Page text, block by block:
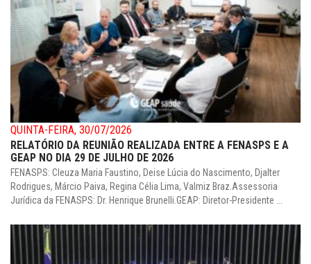
QUINTA-FEIRA, 30/07/2026
RELATÓRIO DA REUNIÃO REALIZADA ENTRE A FENASPS E A
GEAP NO DIA 29 DE JULHO DE 2026
FENASPS: Cleuza Maria Faustino, Deise Lúcia do Nascimento, Djalter
Rodrigues, Márcio Paiva, Regina Célia Lima, Valmiz Braz.Assessoria
Jurídica da FENASPS: Dr. Henrique Brunelli.GEAP: Diretor-Presidente ...